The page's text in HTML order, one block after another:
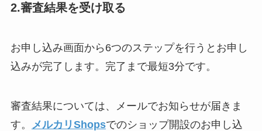
2.審査結果を受け取る
お申し込み画面から6つのステップを行うとお申し
込みが完了します。完了まで最短3分です。
審査結果については、メールでお知らせが届きま
す。
メルカリShopsでのショップ開設のお申し込